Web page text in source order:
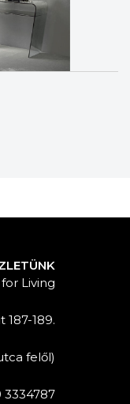
Living
187-189.
felől)
3334787